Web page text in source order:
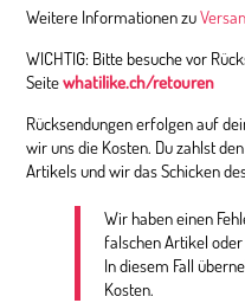
Weitere Informationen zu
WICHTIG: Bitte besuche vor
Seitewhatilike.ch/retouren
Rücksendungen erfolgen auf
wir uns die Kosten. Du zahlst
Artikels und wir das Schicken
Wir haben einen
falschen Artikel
In diesem Fall
Kosten.